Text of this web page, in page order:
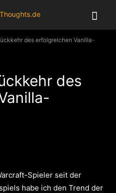
des erfolgreichen Vanilla-
des
Spieler seit der
habe ich den Trend der